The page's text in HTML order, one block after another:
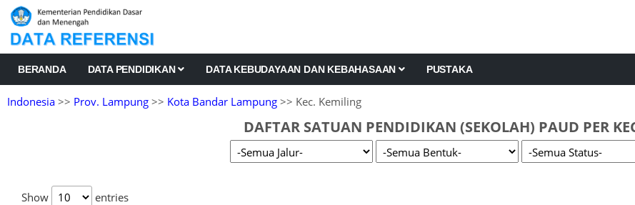
BERANDA DATA PENDIDIKAN DATA KEBUDAYAAN DAN KEBAHASAAN PUSTAKA
Indonesia >> Prov. Lampung >> Kota Bandar Lampung >> Kec. Kemiling
DAFTAR SATUAN PENDIDIKAN (SEKOLAH) PAUD PER
Show entries